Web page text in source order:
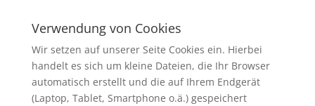
Verwendung von Cookies
Wir setzen auf unserer Seite Cookies ein. Hierbei
handelt es sich um kleine Dateien, die Ihr Browser
automatisch erstellt und die auf Ihrem Endgerät
(Laptop, Tablet, Smartphone o.ä.) gespeichert